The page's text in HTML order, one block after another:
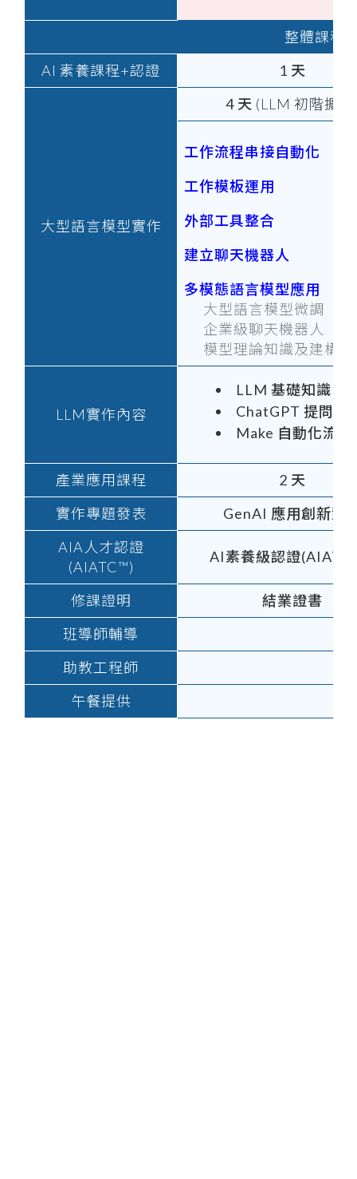
整體課程
AI 素養課程+認證
1 天
大型語言模型實作
4 天 (LLM 初階擴增
工作流程串接自動化
工作模板運用
外部工具整合
建立聊天機器人
多模態語言模型應用
大型語言模型微調
企業級聊天機器人
模型理論知識及建構
LLM實作內容
LLM 基礎知識
ChatGPT 提問技
Make 自動化流程
產業應用課程
2 天
實作專題發表
GenAI 應用創新競
AIA人才認證
(AIATC™)
AI素養級認證
修課證明
結業證書
班導師輔導
助教工程師
午餐提供